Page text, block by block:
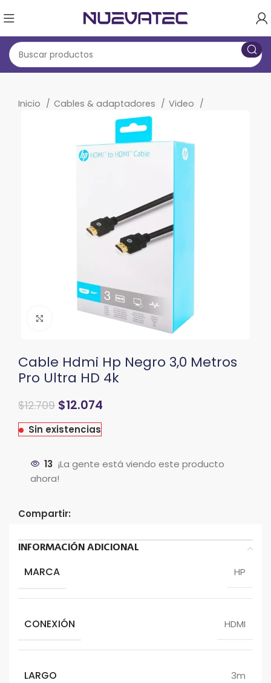
Inicio Cables & adaptadores Video
Clic para ampliar
Cable Hdmi Hp Negro 3,0 Metros
Pro Ultra HD 4k
$12.709 $12.074
Sin existencias
13 ¡La gente está viendo este producto
ahora!
Compartir:
INFORMACIÓN ADICIONAL
MARCA HP
CONEXIÓN HDMI
LARGO 3m